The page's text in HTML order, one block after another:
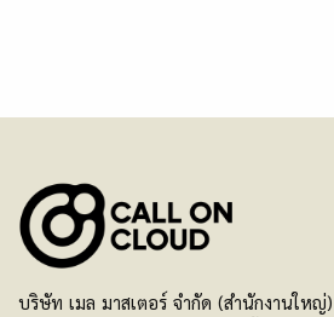
บริษัท เมล มาสเตอร์ จำกัด (สำนักงานใหญ่)